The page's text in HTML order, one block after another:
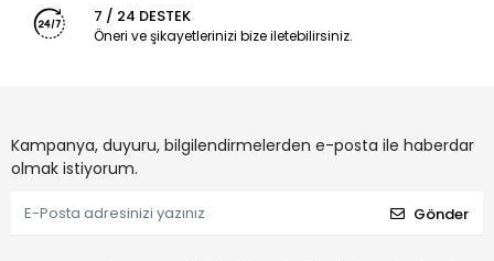
7 / 24 DESTEK
Öneri ve şikayetlerinizi bize iletebilirsiniz.
Kampanya, duyuru, bilgilendirmelerden e-posta ile haberdar
olmak istiyorum.
Gönder